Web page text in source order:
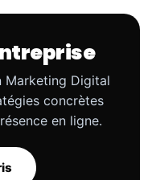
Marketing Digital
concrètes
en ligne.